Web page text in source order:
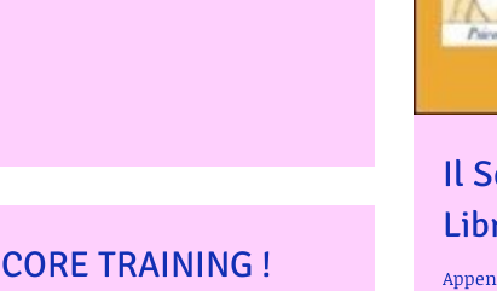
Il
CORE TRAINING !